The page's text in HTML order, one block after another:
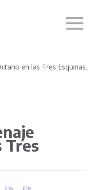
en las Tres Esquinas.
Tres